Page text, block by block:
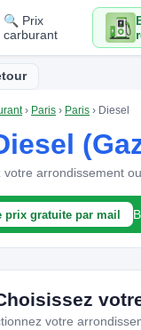
🔍 Prix
carburant
› Paris › Paris › Diesel
votre arrondissement
prix gratuite par mail
votre